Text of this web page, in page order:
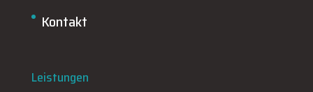
Kontakt
Leistungen